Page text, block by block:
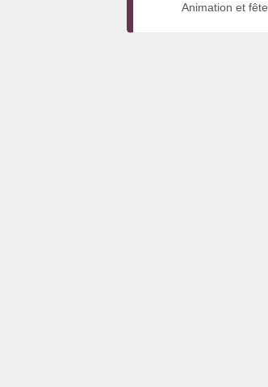
Animation et fête